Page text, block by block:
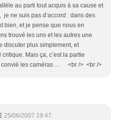
au parti tout acquis à sa cause et
ne suis pas d’accord : dans des
bien, et je pense que nous en
trouvé les uns et les autres une
discuter plus simplement, et
Mais ça, c’est la partie
convié les caméras … <br /> <br />
25/06/2007 19:47